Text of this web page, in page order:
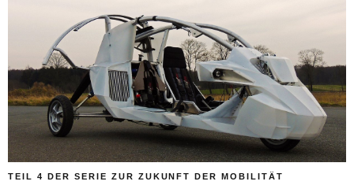
TEIL 4 DER SERIE ZUR ZUKUNFT DER MOBILITÄT